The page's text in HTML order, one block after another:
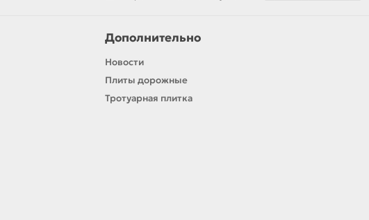
Дополнительно
Новости
Плиты дорожные
Тротуарная плитка